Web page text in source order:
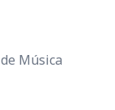
Música